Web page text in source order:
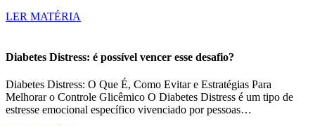
LER MATÉRIA
Diabetes Distress: é possível vencer esse desafio?
Diabetes Distress: O Que É, Como Evitar e Estratégias Para
Melhorar o Controle Glicêmico O Diabetes Distress é um tipo de
estresse emocional específico vivenciado por pessoas…